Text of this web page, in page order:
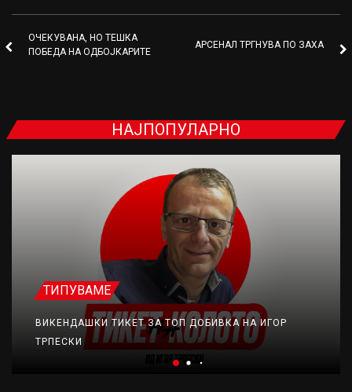
ОЧЕКУВАНА, НО ТЕШКА
ПОБЕДА НА ОДБОЈКАРИТЕ
АРСЕНАЛ ТРГНУВА ПО ЗАХА
НАЈПОПУЛАРНО
ТИПУВАМЕ
ВИКЕНДАШКИ ТИКЕТ ЗА ТОП ДОБИВКА НА ИГОР
ТРПЕСКИ